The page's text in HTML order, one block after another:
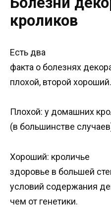
кроликов
Есть два
факта о болезнях
плохой, второй хороший.
Плохой: у домашних
(в большинстве
Хороший: кроличье
здоровье в большей
условий содержания
чем от генетики.